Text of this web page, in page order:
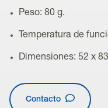
Peso: 80 g.
Temperatura de
Dimensiones: 52 x
Contacto